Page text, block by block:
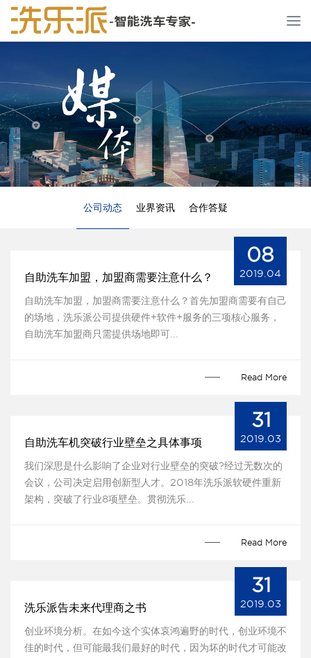
T
o
l
e
n
a
v
i
g
a
公司动态 业界资讯 合作答疑
自助洗车加盟，加盟商需要注意什么？
自助洗车加盟，加盟商需要注意什么？首先加盟商需要有自己
的场地，洗乐派公司提供硬件+软件+服务的三项核心服务，
自助洗车加盟商只需提供场地即可...
08
2019.04
Read More
自助洗车机突破行业壁垒之具体事项
我们深思是什么影响了企业对行业壁垒的突破?经过无数次的
会议，公司决定启用创新型人才。2018年洗乐派软硬件重新
架构，突破了行业8项壁垒。贯彻洗乐...
31
2019.03
Read More
洗乐派告未来代理商之书
创业环境分析。在如今这个实体哀鸿遍野的时代，创业环境不
佳的时代，但可能最我们最好的时代，因为坏的时代才可能改
31
2019.03